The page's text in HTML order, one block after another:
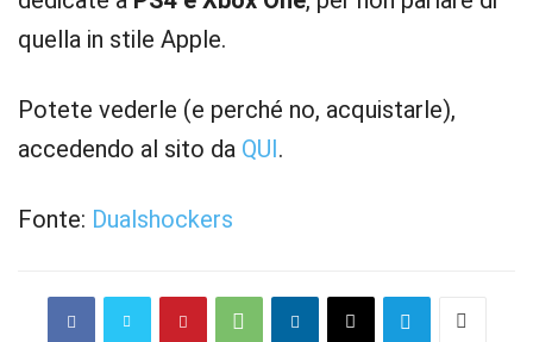
quella in stile Apple.
Potete vederle (e perché no, acquistarle),
accedendo al sito da QUI.
Fonte: Dualshockers